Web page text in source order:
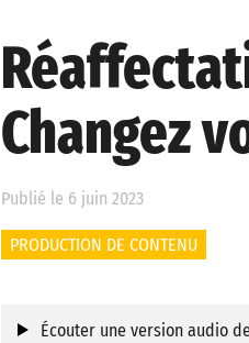
Changez
Publié le 6 juin 2023
PRODUCTION DE CONTENU
Écouter une version audio